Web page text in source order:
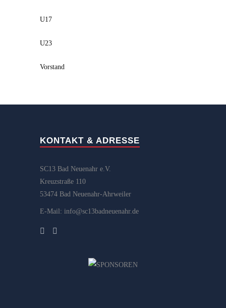
U17
U23
Vorstand
KONTAKT & ADRESSE
SC13 Bad Neuenahr e.V.
Kreuzstraße 110
53474 Bad Neuenahr-Ahrweiler
E-Mail: info@sc13badneuenahr.de